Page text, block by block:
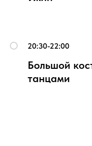
20:30-22:00
Большой
танцами